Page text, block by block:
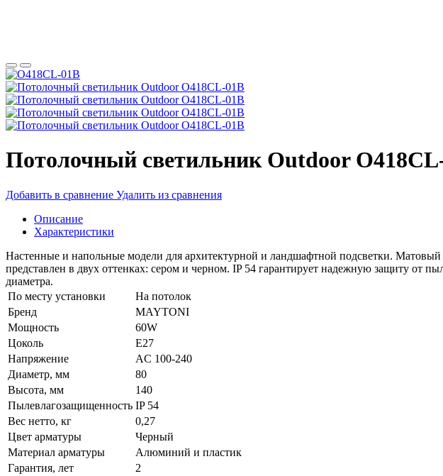
Потолочный светильник Outdoor
Добавить в сравнение Удалить из сравнения
Описание
Характеристики
Настенные и напольные модели для архитектурной и ландшафтной подсветки.
представлен в двух оттенках: сером и черном. IP 54 гарантирует надежную защиту от
диаметра.
По месту установки
На потолок
Бренд
MAYTONI
Мощность
60W
Цоколь
E27
Напряжение
AC 100-240
Диаметр, мм
80
Высота, мм
140
Пылевлагозащищенность IP 54
Вес нетто, кг
0,27
Цвет арматуры
Черный
Материал арматуры
Алюминий и пластик
Гарантия, лет
2